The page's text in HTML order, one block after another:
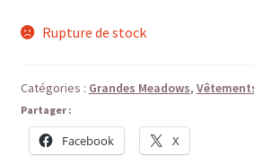
52,00€.45,00€.
Rupture de stock
Catégories : Grandes Meadows,
Partager :
Facebook X